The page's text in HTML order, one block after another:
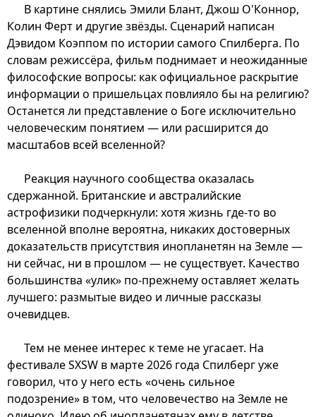
В картине снялись Эмили Блант, Джош О'Коннор,
Колин Ферт и другие звёзды. Сценарий написан
Дэвидом Коэппом по истории самого Спилберга. По
словам режиссёра, фильм поднимает и неожиданные
философские вопросы: как официальное раскрытие
информации о пришельцах повлияло бы на религию?
Останется ли представление о Боге исключительно
человеческим понятием — или расширится до
масштабов всей вселенной?
Реакция научного сообщества оказалась
сдержанной. Британские и австралийские
астрофизики подчеркнули: хотя жизнь где-то во
вселенной вполне вероятна, никаких достоверных
доказательств присутствия инопланетян на Земле —
ни сейчас, ни в прошлом — не существует. Качество
большинства «улик» по-прежнему оставляет желать
лучшего: размытые видео и личные рассказы
очевидцев.
Тем не менее интерес к теме не угасает. На
фестивале SXSW в марте 2026 года Спилберг уже
говорил, что у него есть «очень сильное
подозрение» в том, что человечество на Земле не